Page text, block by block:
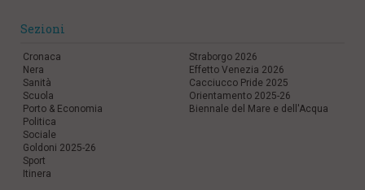
Sezioni
Cronaca
Nera
Sanità
Scuola
Porto & Economia
Politica
Sociale
Goldoni 2025-26
Sport
Itinera
Straborgo 2026
Effetto Venezia 2026
Cacciucco Pride 2025
Orientamento 2025-26
Biennale del Mare e dell'Acqua